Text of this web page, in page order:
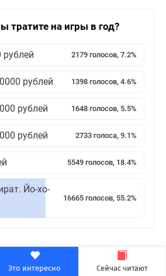
Это интересно Сейчас читают
тратите на игры в год?
2179 голосов, 7.2%
рублей 1398 голосов, 4.6%
рублей 1648 голосов, 5.5%
рублей 2733 голоса, 9.1%
5549 голосов, 18.4%
Йо-хо-
16665 голосов, 55.2%